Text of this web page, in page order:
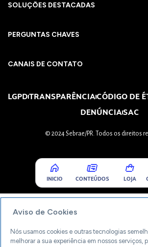
SOLUÇÕES DESTACADAS
PERGUNTAS CHAVES​
CANAIS DE CONTATO
LGPDTRANSPARÊNCIACÓDIGO DE
DENÚNCIASAC
© 2024 Sebrae/PR. Todos os direitos
INICIO CONTEÚDOS LOJA
Aviso de Cookies
Nós usamos cookies e outras tecnologias
melhorar a sua experiência em nossos serviços,